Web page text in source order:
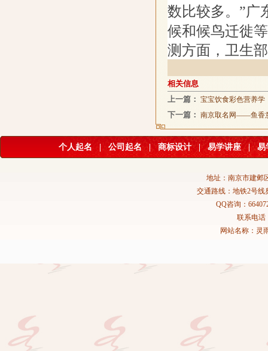
数比较多。”广
候和候鸟迁徙
测方面，卫生
相关信息
上一篇： 宝宝饮食彩色营养学
下一篇： 南京取名网——鱼香
个人起名 公司起名 | 商标设计 | 易学讲座 | 易
地址：南京市建邺
交通路线：地铁2号线
QQ咨询：
联系电话
网站名称：灵